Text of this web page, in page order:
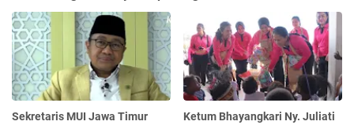
Sekretaris MUI Jawa Timur
Ketum Bhayangkari Ny. Juliati